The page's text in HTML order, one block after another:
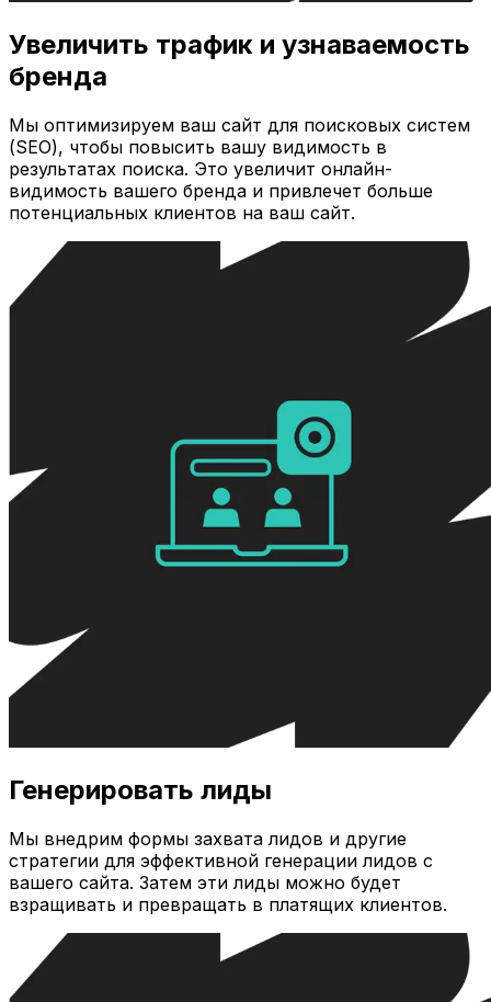
Увеличить трафик и узнаваемость
бренда
Мы оптимизируем ваш сайт для поисковых систем
(SEO), чтобы повысить вашу видимость в
результатах поиска. Это увеличит онлайн-
видимость вашего бренда и привлечет больше
потенциальных клиентов на ваш сайт.
Генерировать лиды
Мы внедрим формы захвата лидов и другие
стратегии для эффективной генерации лидов с
вашего сайта. Затем эти лиды можно будет
взращивать и превращать в платящих клиентов.